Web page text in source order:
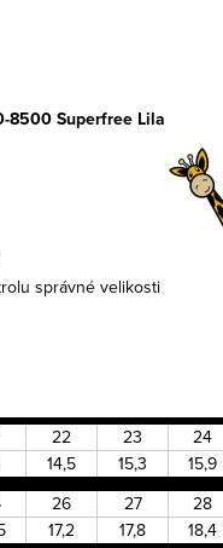
8500 Superfree Lila
správné velikosti
22 23
24
14,5 15,3
15,9
26 27
28
17,2 17,8
18,4